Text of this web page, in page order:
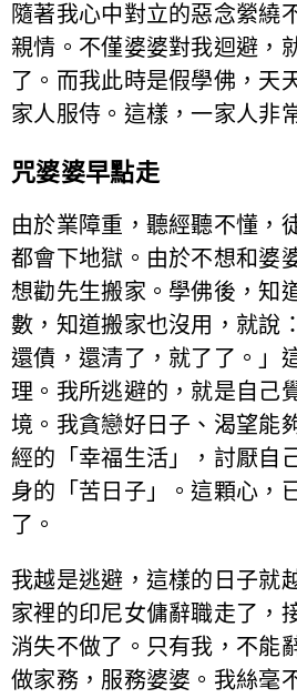
隨著我心中對立的惡念縈繞
親情。不僅婆婆對我迴避，
了。而我此時是假學佛，天
家人服侍。這樣，一家人非
咒婆婆早點走
由於業障重，聽經聽不懂，
都會下地獄。由於不想和婆
想勸先生搬家。學佛後，知
數，知道搬家也沒用，就說
還債，還清了，就了了。」
理。我所逃避的，就是自己
境。我貪戀好日子、渴望能
經的「幸福生活」，討厭自
身的「苦日子」。這顆心，
了。
我越是逃避，這樣的日子就
家裡的印尼女傭辭職走了，
消失不做了。只有我，不能
做家務，服務婆婆。我絲毫